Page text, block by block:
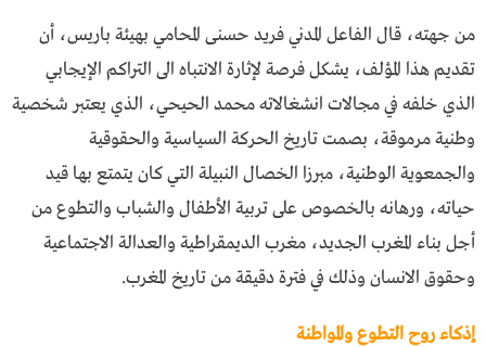
من جهته، قال الفاعل المدني فريد حسنى المحامي بهيئة باريس، أن
تقديم هذا المؤلف، يشكل فرصة لإثارة الانتباه الى التراكم الإيجابي
الذي خلفه في مجالات انشغالاته محمد الحيحي، الذي يعتبر شخصية
وطنية مرموقة، بصمت تاريخ الحركة السياسية والحقوقية
والجمعوية الوطنية، مبرزا الخصال النبيلة التي كان يتمتع بها قيد
حياته، ورهانه بالخصوص على تربية الأطفال والشباب والتطوع من
أجل بناء المغرب الجديد، مغرب الديمقراطية والعدالة الاجتماعية
وحقوق الانسان وذلك في فترة دقيقة من تاريخ المغرب.
إذكاء روح التطوع والمواطنة